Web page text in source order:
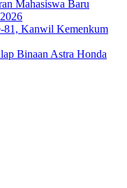
Mahasiswa Baru
81, Kanwil Kemenkum
Binaan Astra Honda